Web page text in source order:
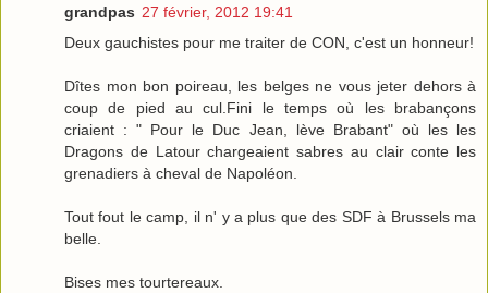
grandpas 27 février, 2012 19:41
Deux gauchistes pour me traiter de CON, c'est un honneur!
Dîtes mon bon poireau, les belges ne vous jeter dehors à
coup de pied au cul.Fini le temps où les brabançons
criaient : " Pour le Duc Jean, lève Brabant" où les les
Dragons de Latour chargeaient sabres au clair conte les
grenadiers à cheval de Napoléon.
Tout fout le camp, il n' y a plus que des SDF à Brussels ma
belle.
Bises mes tourtereaux.